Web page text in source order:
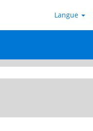
Langue